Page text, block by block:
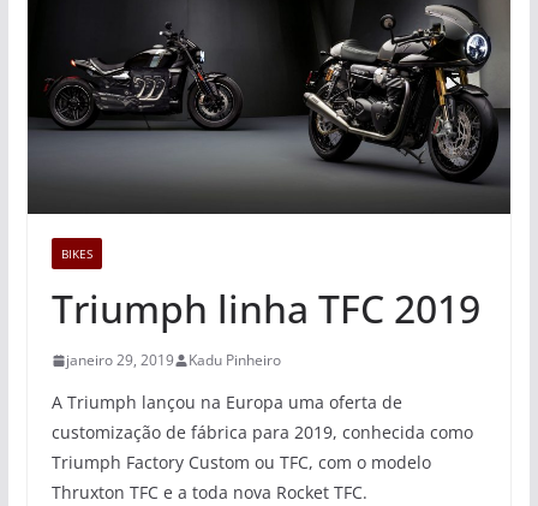
BIKES
Triumph linha TFC 2019
janeiro 29, 2019 Kadu Pinheiro
A Triumph lançou na Europa uma oferta de
customização de fábrica para 2019, conhecida como
Triumph Factory Custom ou TFC, com o modelo
Thruxton TFC e a toda nova Rocket TFC.